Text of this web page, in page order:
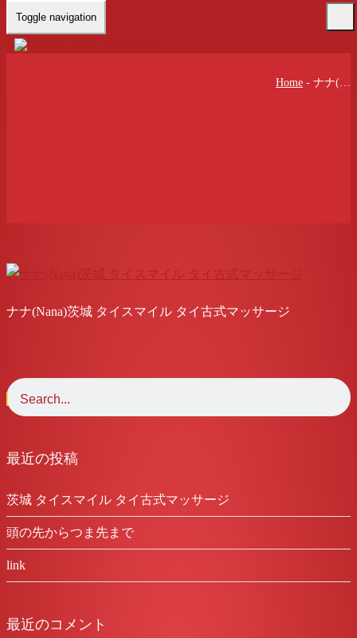
Toggle navigation
Home - ナナ(…
ナナ(Nana)茨城 タイスマイル タイ古式マッサージ
最近の投稿
茨城 タイスマイル タイ古式マッサージ
頭の先からつま先まで
link
最近のコメント